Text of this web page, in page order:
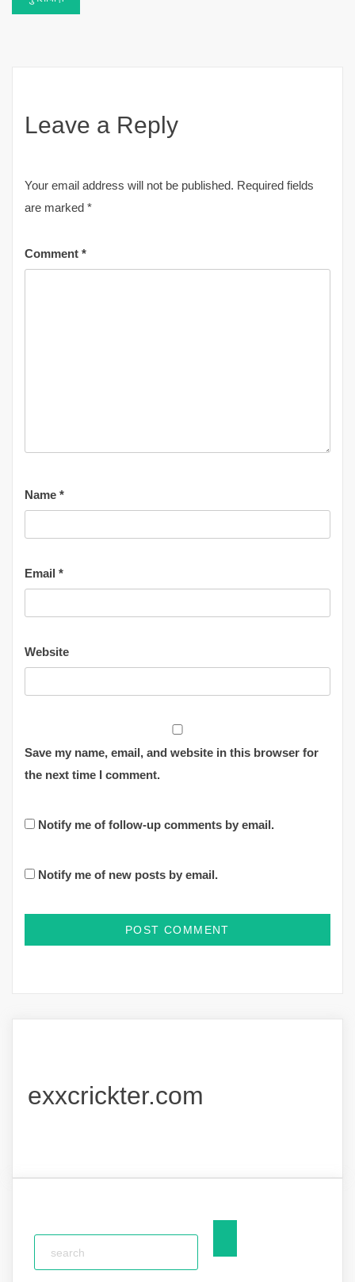
Leave a Reply
Your email address will not be published. Required fields
are marked *
Comment *
Name *
Email *
Website
Save my name, email, and website in this browser for
the next time I comment.
Notify me of follow-up comments by email.
Notify me of new posts by email.
exxcrickter.com